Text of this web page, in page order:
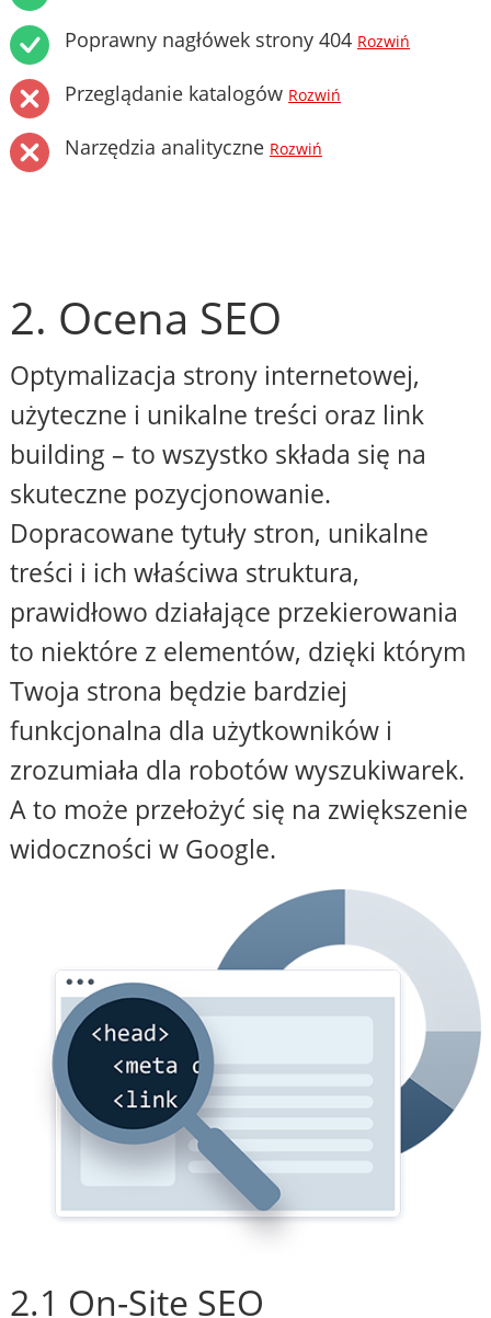
Poprawny nagłówek strony 404 Rozwiń
Przeglądanie katalogów Rozwiń
Narzędzia analityczne Rozwiń
2. Ocena SEO
Optymalizacja strony internetowej,
użyteczne i unikalne treści oraz link
building – to wszystko składa się na
skuteczne pozycjonowanie.
Dopracowane tytuły stron, unikalne
treści i ich właściwa struktura,
prawidłowo działające przekierowania
to niektóre z elementów, dzięki którym
Twoja strona będzie bardziej
funkcjonalna dla użytkowników i
zrozumiała dla robotów wyszukiwarek.
A to może przełożyć się na zwiększenie
widoczności w Google.
2.1 On-Site SEO